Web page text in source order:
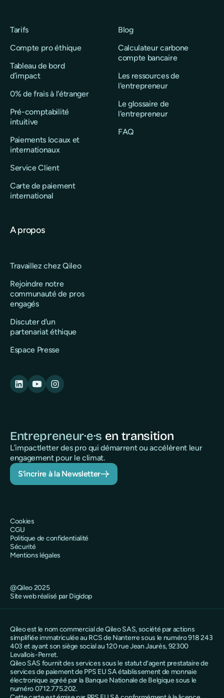
Tarifs
Compte pro éthique
Tableau de bord
d’impact
0% de frais à l'étranger
Pré-comptabilité
intuitive
Paiements locaux et
internationaux
Service Client
Carte de paiement
international
Blog
Calculateur carbone
compte bancaire
Les ressources de
l'entrepreneur
Le glossaire de
l'entrepreneur
FAQ
A propos
Travaillez chez Qileo
Rejoindre notre
communauté de pros
engagés
Discuter d'un
partenariat éthique
Espace Presse
Entrepreneur·e·s en transition
L’impactletter des pro qui démarrent ou accélèrent leur
engagement pour le climat.
S’incrire à la Newsletter
@Qileo 2025
Site web réalisé par Digidop
Cookies
CGU
Politique de confidentialité
Sécurité
Mentions légales
Qileo est le nom commercial de Qileo SAS, société par actions
simplifiée immatriculée au RCS de Nanterre sous le numéro 918 243
403 et ayant son siège social au 120 rue Jean Jaurès, 92300
Levallois-Perret.
Qileo SAS fournit des services sous le statut d’agent prestataire de
services de paiement de PPS EU SA établissement de monnaie
électronique agréé par la Banque Nationale de Belgique sous le
numéro 0712.775.202.